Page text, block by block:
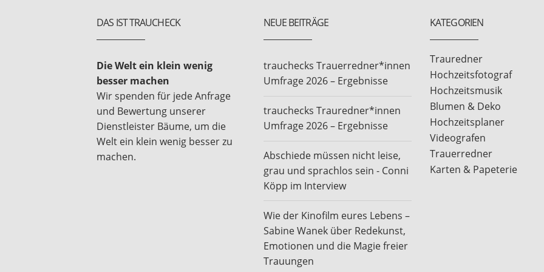
DAS IST TRAUCHECK
Die Welt ein klein wenig
besser machen
Wir spenden für jede Anfrage
und Bewertung unserer
Dienstleister Bäume, um die
Welt ein klein wenig besser zu
machen.
NEUE BEITRÄGE
trauchecks Trauerredner*innen
Umfrage 2026 – Ergebnisse
trauchecks Trauredner*innen
Umfrage 2026 – Ergebnisse
Abschiede müssen nicht leise,
grau und sprachlos sein - Conni
Köpp im Interview
Wie der Kinofilm eures Lebens –
Sabine Wanek über Redekunst,
Emotionen und die Magie freier
Trauungen
KATEGORIEN
Trauredner
Hochzeitsfotograf
Hochzeitsmusik
Blumen & Deko
Hochzeitsplaner
Videografen
Trauerredner
Karten & Papeterie